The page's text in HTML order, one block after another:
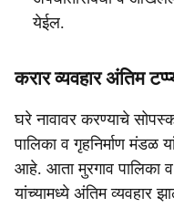
येईल.
करार व्‍यवहार अंतिम
घरे नावावर करण्याचे
पालिका व गृहनिर्माण मंडळ
आहे. आता मुरगाव पालिका
यांच्यामध्ये अंतिम व्यवहार